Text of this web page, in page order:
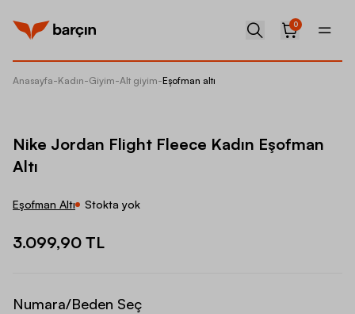
0
Anasayfa-Kadın-Giyim-Alt giyim-Eşofman altı
Nike Jordan Flight Fleece Kadın Eşofman
Altı
Eşofman Altı Stokta yok
3.099,90 TL
Numara/Beden Seç